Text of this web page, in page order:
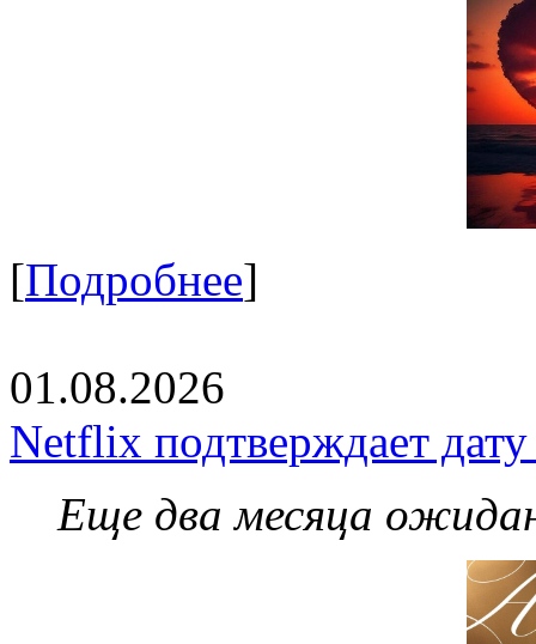
[Подробнее]
01.08.2026
Netflix подтверждает
Еще два месяца